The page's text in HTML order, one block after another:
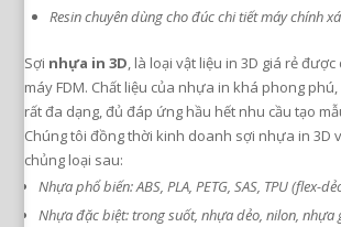
Resin chuyên dùng cho đúc chi tiết máy chính
Sợi nhựa in 3D, là loại vật liệu in 3D giá rẻ được
máy FDM. Chất liệu của nhựa in khá phong
rất đa dạng, đủ đáp ứng hầu hết nhu cầu tạo
Chúng tôi đồng thời kinh doanh sợi nhựa in 3D
chủng loại sau:
Nhựa phổ biến: ABS, PLA, PETG, SAS, TPU (flex-
Nhựa đặc biệt: trong suốt, nhựa dẻo, nilon, nhựa